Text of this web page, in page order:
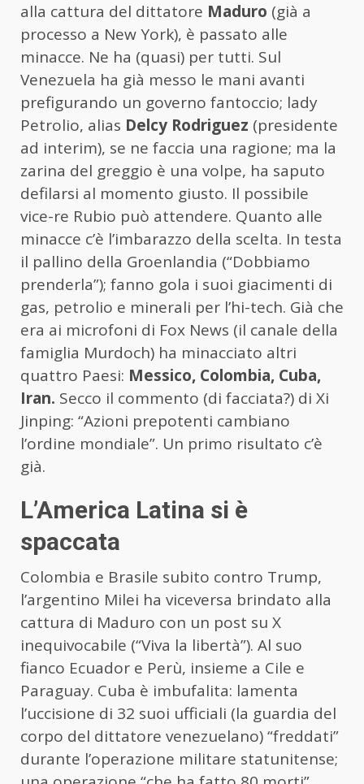
alla cattura del dittatore Maduro (già a
processo a New York), è passato alle
minacce. Ne ha (quasi) per tutti. Sul
Venezuela ha già messo le mani avanti
prefigurando un governo fantoccio; lady
Petrolio, alias Delcy Rodriguez (presidente
ad interim), se ne faccia una ragione; ma la
zarina del greggio è una volpe, ha saputo
defilarsi al momento giusto. Il possibile
vice-re Rubio può attendere. Quanto alle
minacce c’è l’imbarazzo della scelta. In testa
il pallino della Groenlandia (“Dobbiamo
prenderla”); fanno gola i suoi giacimenti di
gas, petrolio e minerali per l’hi-tech. Già che
era ai microfoni di Fox News (il canale della
famiglia Murdoch) ha minacciato altri
quattro Paesi: Messico, Colombia, Cuba,
Iran. Secco il commento (di facciata?) di Xi
Jinping: “Azioni prepotenti cambiano
l’ordine mondiale”. Un primo risultato c’è
già.
L’America Latina si è
spaccata
Colombia e Brasile subito contro Trump,
l’argentino Milei ha viceversa brindato alla
cattura di Maduro con un post su X
inequivocabile (“Viva la libertà”). Al suo
fianco Ecuador e Perù, insieme a Cile e
Paraguay. Cuba è imbufalita: lamenta
l’uccisione di 32 suoi ufficiali (la guardia del
corpo del dittatore venezuelano) “freddati”
durante l’operazione militare statunitense;